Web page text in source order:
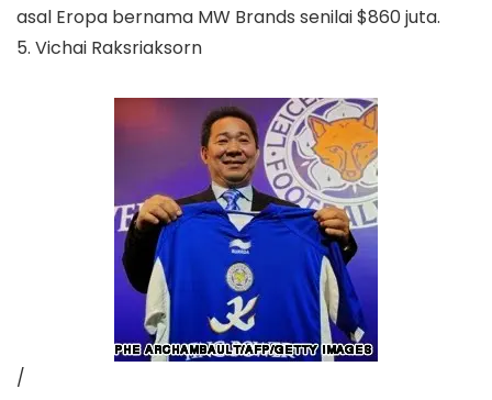
asal Eropa bernama MW Brands senilai $860 juta.
5. Vichai Raksriaksorn
/